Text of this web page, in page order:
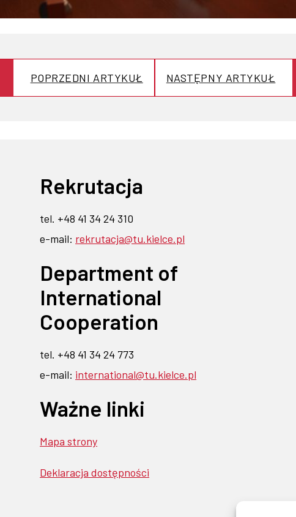
POPRZEDNI ARTYKUŁ NASTĘPNY ARTYKUŁ
Rekrutacja
tel. +48 41 34 24 310
e-mail: rekrutacja@tu.kielce.pl
Department of
International
Cooperation
tel. +48 41 34 24 773
e-mail: international@tu.kielce.pl
Ważne linki
Mapa strony
Deklaracja dostępności